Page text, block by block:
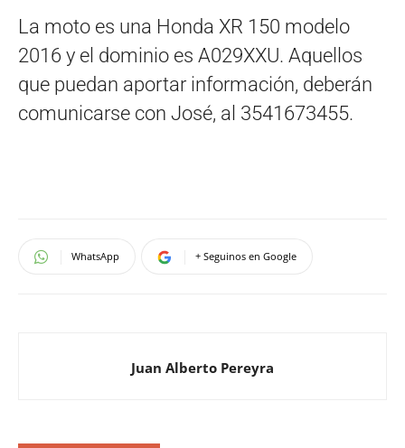
La moto es una Honda XR 150 modelo
2016 y el dominio es A029XXU. Aquellos
que puedan aportar información, deberán
comunicarse con José, al 3541673455.
WhatsApp + Seguinos en Google
Juan Alberto Pereyra